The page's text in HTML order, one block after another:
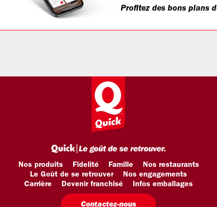
Profitez des bons plans
Nos produits Fidelité Famille
Nos restaurants
Le Goût de se retrouver
Nos engagements
Carrière
Devenir franchisé Infos emballages
Contactez-nous